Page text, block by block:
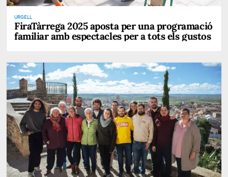
URGELL
FiraTàrrega 2025 aposta per una programació
familiar amb espectacles per a tots els gustos